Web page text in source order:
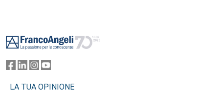
LA TUA OPINIONE